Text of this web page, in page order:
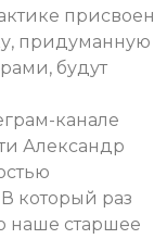
присвоен
придуманную
будут
канале
Александр
который раз
наше старшее